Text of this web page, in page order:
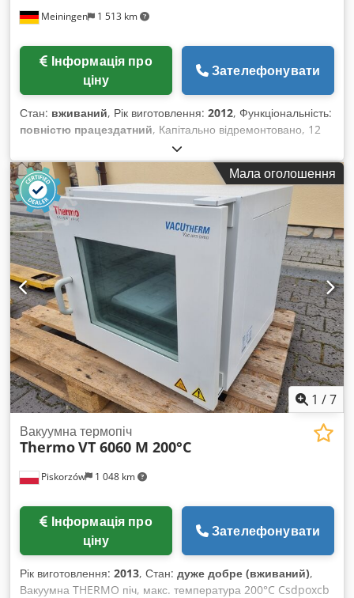
Meiningen 1 513 km
ціну
Зателефонувати
Стан: вживаний, Рік виготовлення: 2012, Функціональність:
повністю працездатний, Капітально відремонтовано, 12
місяців гарантії -Апарат на підставці -Макс. температура:
1300 °C -Об’єм печі: 120 літрів -Камера печі: 500 x 500 x 500
мм (Ш x Г x В) -Шафа керування окремо -Eurotherm 3504
-Паралельно-орні двері для відкривання у гарячому стані
-Щілина в комірі печі знизу справа (для дооснащення
подачею газу CO2 і N2 у газовому боксі, не входить у
комплект!) -Потужність: 15 кВт -Підключення: 400V 3/N/PE
50 Hz Codpfxeyn Emqs Aateha -Власна вага: 410 кг
-Документація, декларація CE Піч, печі, промислова піч,
відпалювальна піч, піч для термообробки, камерна піч,
Мала оголошення
1 /7
Piskorzów 1 048 km
Вакуумна термопіч
ThermoVT 6060 M 200°C
ціну
Зателефонувати
Рік виготовлення: 2013, Стан: дуже добре (вживаний),
Вакуумна THERMO піч, макс. температура 200°C Csdpoxcb